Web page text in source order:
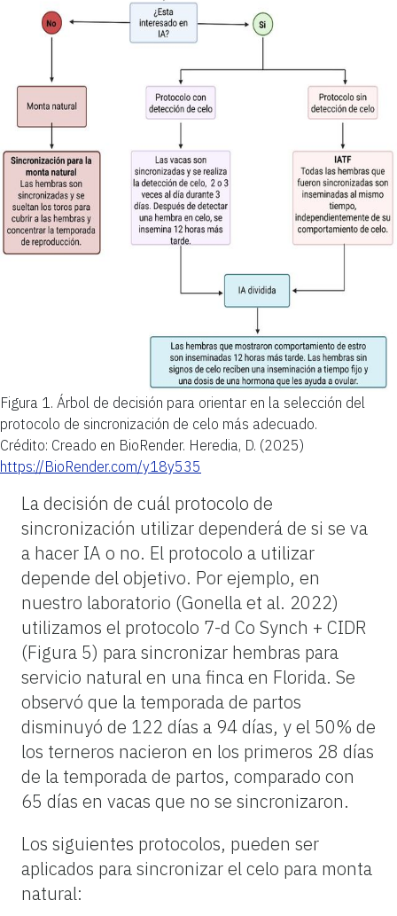
Figura 1. Árbol de decisión para orientar en la selección del
protocolo de sincronización de celo más adecuado.
Crédito: Creado en BioRender. Heredia, D. (2025)
https://BioRender.com/y18y535
La decisión de cuál protocolo de
sincronización utilizar dependerá de si se va
a hacer IA o no. El protocolo a utilizar
depende del objetivo. Por ejemplo, en
nuestro laboratorio (Gonella et al. 2022)
utilizamos el protocolo 7-d Co Synch + CIDR
(Figura 5) para sincronizar hembras para
servicio natural en una finca en Florida. Se
observó que la temporada de partos
disminuyó de 122 días a 94 días, y el 50% de
los terneros nacieron en los primeros 28 días
de la temporada de partos, comparado con
65 días en vacas que no se sincronizaron.
Los siguientes protocolos, pueden ser
aplicados para sincronizar el celo para monta
natural: